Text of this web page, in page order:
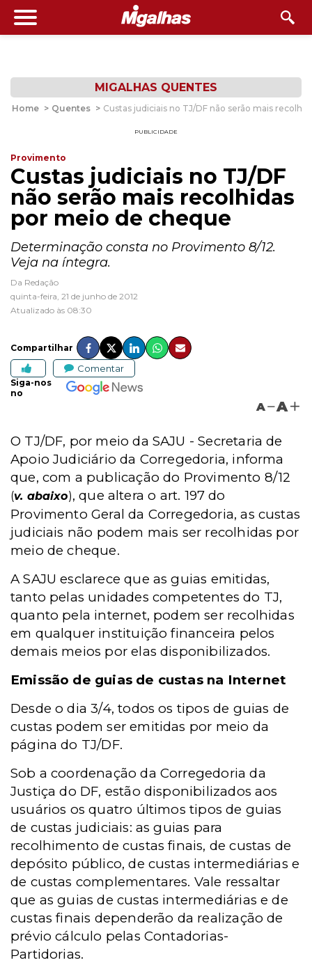
MIGALHAS QUENTES
Home > Quentes > Custas judiciais no TJ/DF não serão mais
PUBLICIDADE
Provimento
Custas judiciais no TJ/DF
não serão mais recolhidas
por meio de cheque
Determinação consta no Provimento 8/12.
Veja na íntegra.
Da Redação
quinta-feira, 21 de junho de 2012
Atualizado às 08:30
Compartilhar
Comentar
Siga-nos
no
A A
O TJ/DF, por meio da SAJU - Secretaria de
Apoio Judiciário da Corregedoria, informa
que, com a publicação do Provimento 8/12
(v. abaixo), que altera o art. 197 do
Provimento Geral da Corregedoria, as custas
judiciais não podem mais ser recolhidas por
meio de cheque.
A SAJU esclarece que as guias emitidas,
tanto pelas unidades competentes do TJ,
quanto pela internet, podem ser recolhidas
em qualquer instituição financeira pelos
demais meios por elas disponibilizados.
Emissão de guias de custas na Internet
Desde o dia 3/4, todos os tipos de guias de
custas podem ser emitidas por meio da
página do TJ/DF.
Sob a coordenação da Corregedoria da
Justiça do DF, estão disponibilizados aos
usuários os quatro últimos tipos de guias
de custas judiciais: as guias para
recolhimento de custas finais, de custas de
depósito público, de custas intermediárias e
de custas complementares. Vale ressaltar
que as guias de custas intermediárias e de
custas finais dependerão da realização de
prévio cálculo pelas Contadorias-
Partidorias.